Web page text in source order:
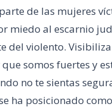
de las mujeres
miedo al escarnio
del violento.
somos fuertes y
no te sientas
ha posicionado